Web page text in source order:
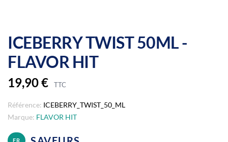
ICEBERRY TWIST 50ML -
FLAVOR HIT
19,90 € TTC
Référence: ICEBERRY_TWIST_50_ML
Marque: FLAVOR HIT
FR